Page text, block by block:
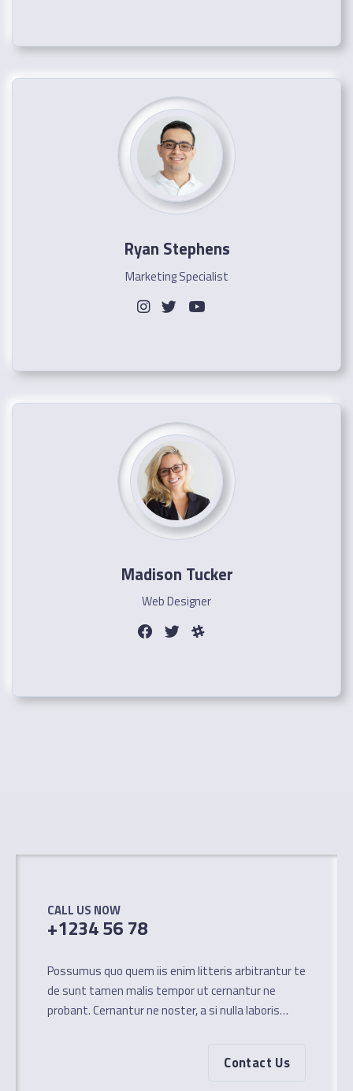
Ryan Stephens
Marketing Specialist
Madison Tucker
Web Designer
CALL US NOW
+1234 56 78
Possumus quo quem iis enim litteris arbitrantur te
de sunt tamen malis tempor ut cernantur ne
probant. Cernantur ne noster, a si nulla laboris…
Contact Us